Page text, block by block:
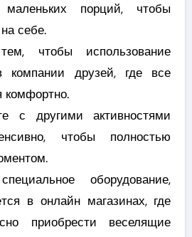
порций, чтобы
себе.
чтобы использование
компании друзей, где все
комфортно.
с другими активностями
чтобы полностью
оборудование,
в онлайн магазинах, где
приобрести веселящие